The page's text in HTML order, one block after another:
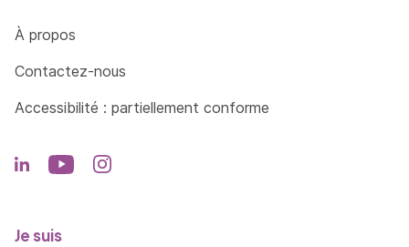
Côté Formations
À propos
Contactez-nous
Accessibilité : partiellement conforme
Je suis